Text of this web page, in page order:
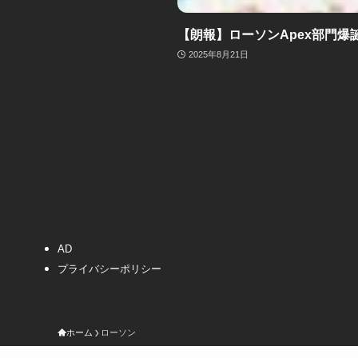
【朗報】ローソンApex部門爆
2025年8月21日
AD
プライバシーポリシー
ホーム ローソン